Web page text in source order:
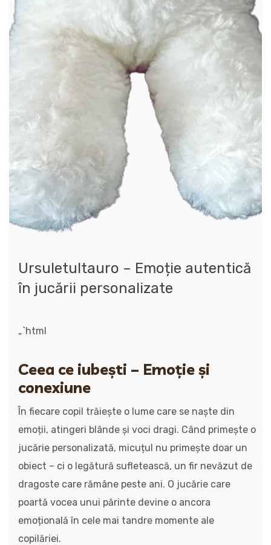
Ursuletultauro – Emoție autentică
în jucării personalizate
„`html
Ceea ce iubești – Emoție și
conexiune
În fiecare copil trăiește o lume care se naște din
emoții, atingeri blânde și voci dragi. Când primește o
jucărie personalizată, micuțul nu primește doar un
obiect – ci o legătură sufletească, un fir nevăzut de
dragoste care rămâne peste ani. O jucărie care
poartă vocea unui părinte devine o ancora
emoțională în cele mai tandre momente ale
copilăriei.